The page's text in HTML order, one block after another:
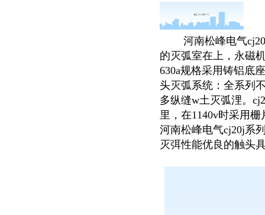
河南松峰电气cj20j
的灭弧室在上，永磁
630a规格采用铸铝底
头灭弧系统：全系列
多纵缝w土灭弧浬。
里，在1140v时采用
河南松峰电气cj20j系
灭弭性能优良的触头